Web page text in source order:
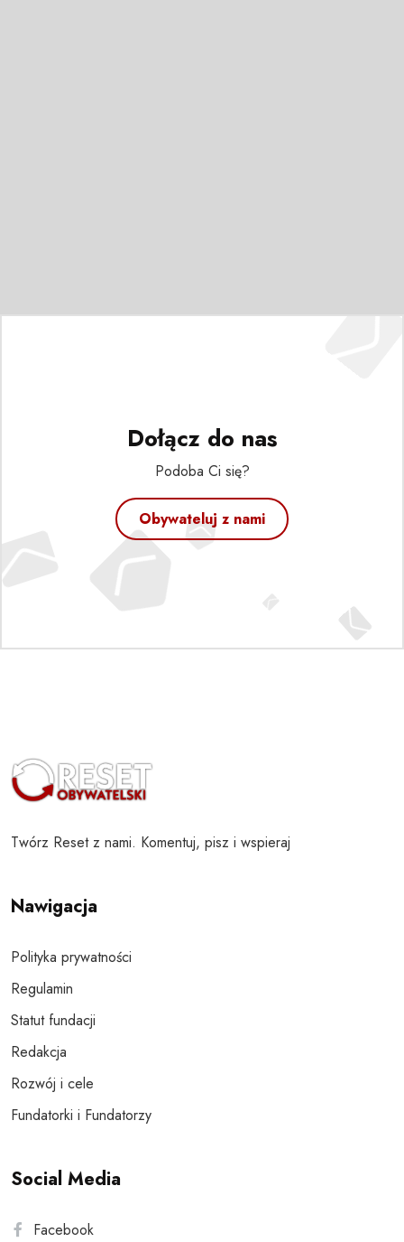
Dołącz do nas
Podoba Ci się?
Obywateluj z nami
Twórz Reset z nami. Komentuj, pisz i wspieraj
Nawigacja
Polityka prywatności
Regulamin
Statut fundacji
Redakcja
Rozwój i cele
Fundatorki i Fundatorzy
Social Media
Facebook